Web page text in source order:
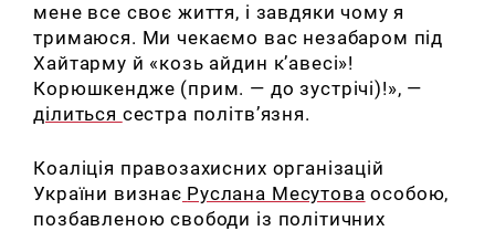
мене все своє життя, і завдяки чому я
тримаюся. Ми чекаємо вас незабаром під
Хайтарму й «козь айдин к’авесі»!
Корюшкендже (прим. — до зустрічі)!», —
ділиться сестра політв’язня.
Коаліція правозахисних організацій
України визнає Руслана Месутова особою,
позбавленою свободи із політичних